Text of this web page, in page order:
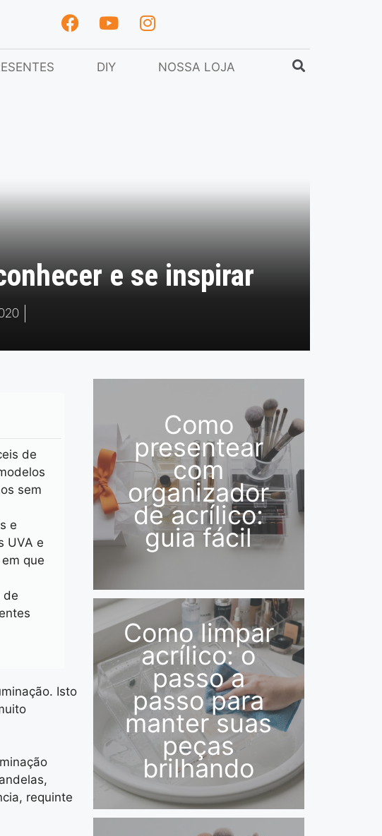
DIY NOSSA LOJA
e se inspirar
de
sem
e
UVA e
que
de
Isto
requinte
Como
presentear
com
organizador
de acrílico:
guia fácil
Como limpar
acrílico: o
passo a
passo para
manter suas
peças
brilhando